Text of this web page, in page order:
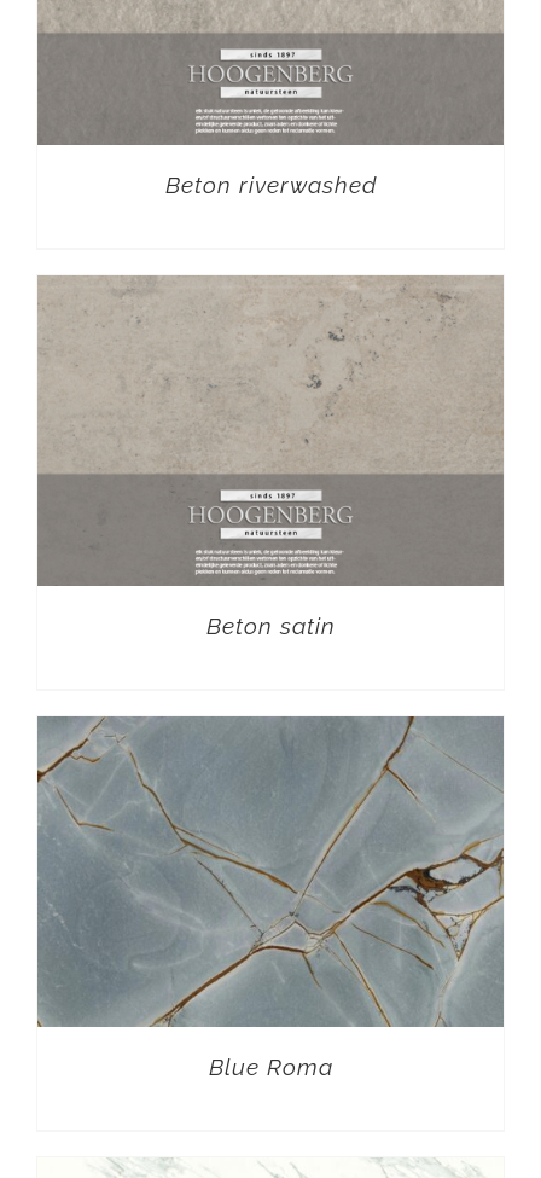
Beton riverwashed
Beton satin
Blue Roma